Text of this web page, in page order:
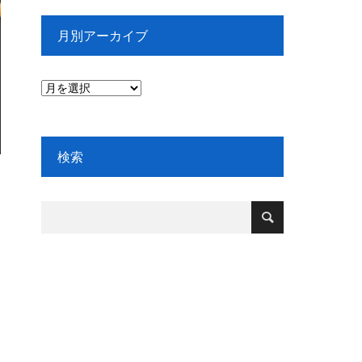
月別アーカイブ
検索